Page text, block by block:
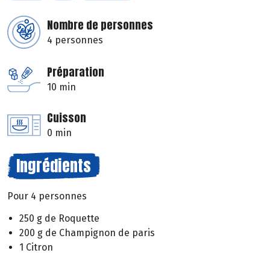
Nombre de personnes
4 personnes
Préparation
10 min
Cuisson
0 min
Ingrédients
Pour 4 personnes
250 g de Roquette
200 g de Champignon de paris
1 Citron